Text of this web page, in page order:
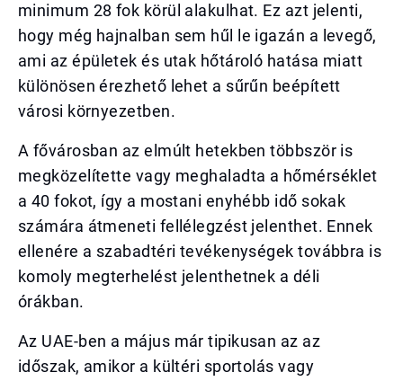
minimum 28 fok körül alakulhat. Ez azt jelenti,
hogy még hajnalban sem hűl le igazán a levegő,
ami az épületek és utak hőtároló hatása miatt
különösen érezhető lehet a sűrűn beépített
városi környezetben.
A fővárosban az elmúlt hetekben többször is
megközelítette vagy meghaladta a hőmérséklet
a 40 fokot, így a mostani enyhébb idő sokak
számára átmeneti fellélegzést jelenthet. Ennek
ellenére a szabadtéri tevékenységek továbbra is
komoly megterhelést jelenthetnek a déli
órákban.
Az UAE-ben a május már tipikusan az az
időszak, amikor a kültéri sportolás vagy